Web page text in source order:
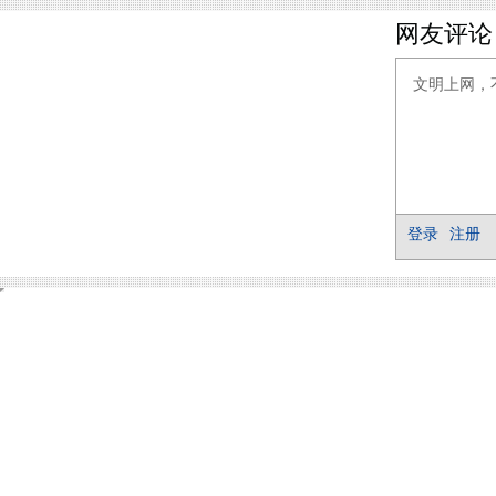
网友评论
登录 注册